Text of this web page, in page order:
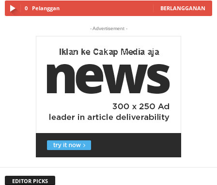
0 Pelanggan BERLANGGANAN
- Advertisement -
EDITOR PICKS